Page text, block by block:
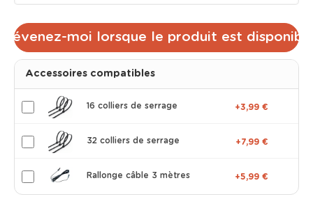
moi lorsque le produit est
Accessoires compatibles
16 colliers de serrage +3,99 €
32 colliers de serrage +7,99 €
Rallonge câble 3 mètres +5,99 €